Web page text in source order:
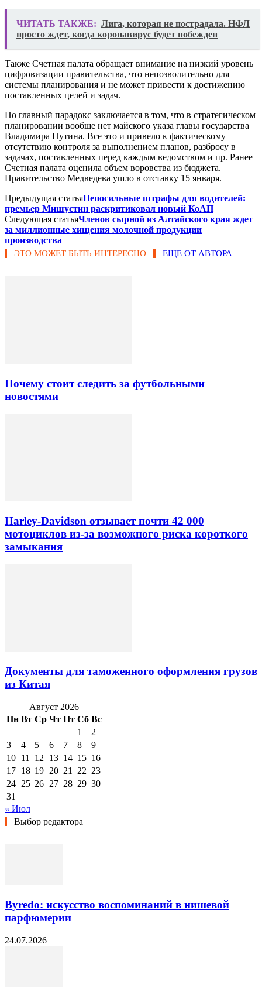
ЧИТАТЬ ТАКЖЕ: Лига, которая не пострадала. НФЛ
просто ждет, когда коронавирус будет побежден
Также Счетная палата обращает внимание на низкий уровень
цифровизации правительства, что непозволительно для
системы планирования и не может привести к достижению
поставленных целей и задач.
Но главный парадокс заключается в том, что в стратегическом
планировании вообще нет майского указа главы государства
Владимира Путина. Все это и привело к фактическому
отсутствию контроля за выполнением планов, разбросу в
задачах, поставленных перед каждым ведомством и пр. Ранее
Счетная палата оценила объем воровства из бюджета.
Правительство Медведева ушло в отставку 15 января.
Предыдущая статьяНепосильные штрафы для водителей:
премьер Мишустин раскритиковал новый КоАП
Следующая статьяЧленов сырной из Алтайского края ждет
за миллионные хищения молочной продукции
производства
ЭТО МОЖЕТ БЫТЬ ИНТЕРЕСНО ЕЩЕ ОТ АВТОРА
Почему стоит следить за футбольными
новостями
Harley-Davidson отзывает почти 42 000
мотоциклов из-за возможного риска короткого
замыкания
Документы для таможенного оформления грузов
из Китая
Август 2026
Пн Вт Ср Чт Пт Сб Вс
1
2
3
4 5 6 7 8
9
10 11 12 13 14 15 16
17 18 19 20 21 22 23
24 25 26 27 28 29 30
31
« Июл
Выбор редактора
Byredo: искусство воспоминаний в нишевой
парфюмерии
24.07.2026